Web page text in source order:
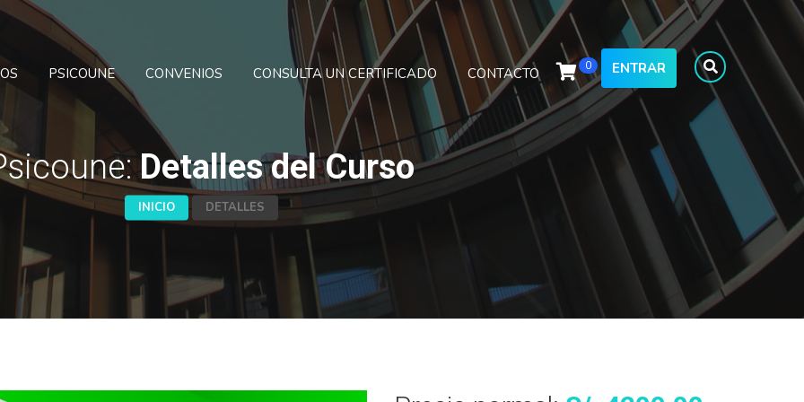
ENTRAR
PSICOUNE CONVENIOS CONSULTA UN CERTIFICADO CONTACTO 0
Detalles del Curso
INICIO DETALLES